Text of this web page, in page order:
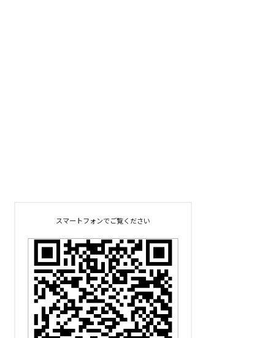
スマートフォンでご覧ください